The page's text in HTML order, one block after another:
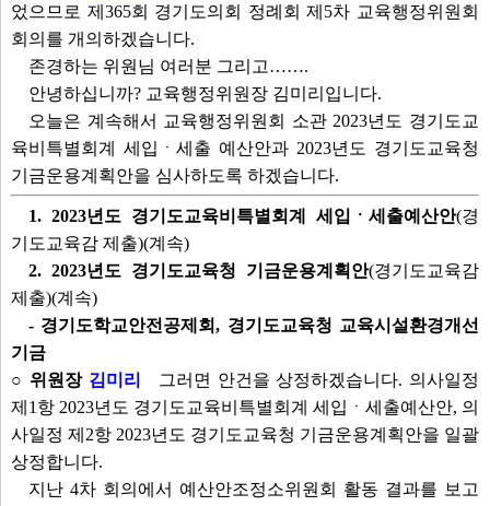
었으므로 제365회 경기도의회 정례회 제5차 교육행정위원회
회의를 개의하겠습니다.
존경하는 위원님 여러분 그리고…….
안녕하십니까? 교육행정위원장 김미리입니다.
오늘은 계속해서 교육행정위원회 소관 2023년도 경기도교
육비특별회계 세입ㆍ세출 예산안과 2023년도 경기도교육청
기금운용계획안을 심사하도록 하겠습니다.
1. 2023년도 경기도교육비특별회계 세입ㆍ세출예산안(경
기도교육감 제출)(계속)
2. 2023년도 경기도교육청 기금운용계획안(경기도교육감
제출)(계속)
- 경기도학교안전공제회, 경기도교육청 교육시설환경개선
기금
○ 위원장 김미리
그러면 안건을 상정하겠습니다. 의사일정
제1항 2023년도 경기도교육비특별회계 세입ㆍ세출예산안, 의
사일정 제2항 2023년도 경기도교육청 기금운용계획안을 일괄
상정합니다.
지난 4차 회의에서 예산안조정소위원회 활동 결과를 보고